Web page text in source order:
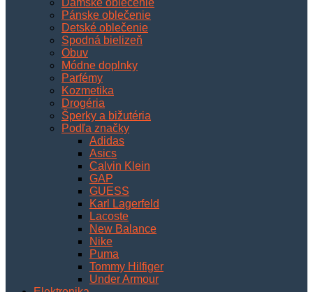
Dámske oblečenie
Pánske oblečenie
Detské oblečenie
Spodná bielizeň
Obuv
Módne doplnky
Parfémy
Kozmetika
Drogéria
Šperky a bižutéria
Podľa značky
Adidas
Asics
Calvin Klein
GAP
GUESS
Karl Lagerfeld
Lacoste
New Balance
Nike
Puma
Tommy Hilfiger
Under Armour